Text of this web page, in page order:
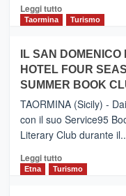
e
Zanzibar
da
Neos
Leggi tuttoLeggi
PIEDIMONTE
ETNEO
–
Meta
turistica
privilegiata
secondo
dati
di
Taormina Turismo
IL SAN
HOTEL FOUR
SUMMER BOOK
TAORMINA (Sicily) -
con il suo Service95
Literary Club durante
Leggi tuttoLeggi
di
Etna Turismo